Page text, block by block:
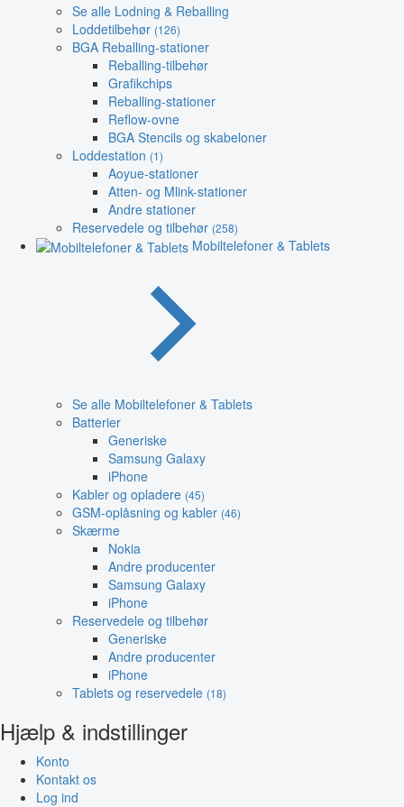
Se alle Lodning & Reballing
Loddetilbehør (126)
BGA Reballing-stationer
Reballing-tilbehør
Grafikchips
Reballing-stationer
Reflow-ovne
BGA Stencils og skabeloner
Loddestation (1)
Aoyue-stationer
Atten- og Mlink-stationer
Andre stationer
Reservedele og tilbehør (258)
Mobiltelefoner & Tablets
Se alle Mobiltelefoner & Tablets
Batterier
Generiske
Samsung Galaxy
iPhone
Kabler og opladere (45)
GSM-oplåsning og kabler (46)
Skærme
Nokia
Andre producenter
Samsung Galaxy
iPhone
Reservedele og tilbehør
Generiske
Andre producenter
iPhone
Tablets og reservedele (18)
Hjælp & indstillinger
Konto
Kontakt os
Log ind